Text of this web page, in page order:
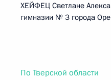
ХЕЙФЕЦ Светлане
гимназии № 3 города
По Тверской области